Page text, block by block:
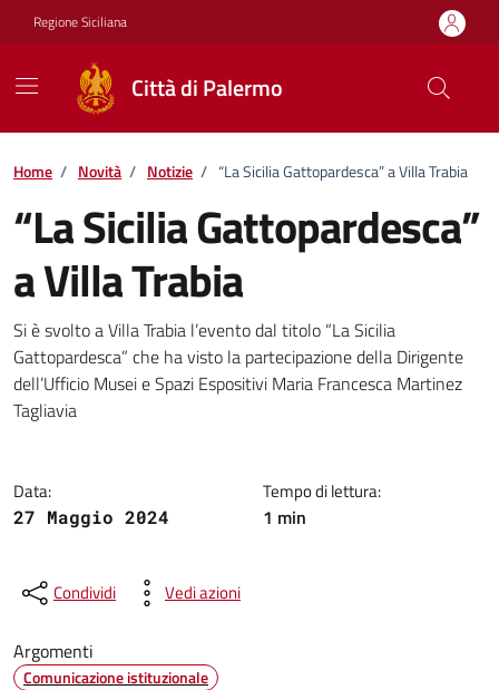
Vai ai contenuti
Vai al footer
Regione Siciliana
Città di Palermo
Home / Novità / Notizie / “La Sicilia Gattopardesca” a Villa Trabia
“La Sicilia Gattopardesca”
a Villa Trabia
Dettagli della notizia
Si è svolto a Villa Trabia l’evento dal titolo “La Sicilia
Gattopardesca” che ha visto la partecipazione della Dirigente
dell’Ufficio Musei e Spazi Espositivi Maria Francesca Martinez
Tagliavia
Data:
27 Maggio 2024
Tempo di lettura:
1 min
Condividi Vedi azioni
Argomenti
Comunicazione istituzionale